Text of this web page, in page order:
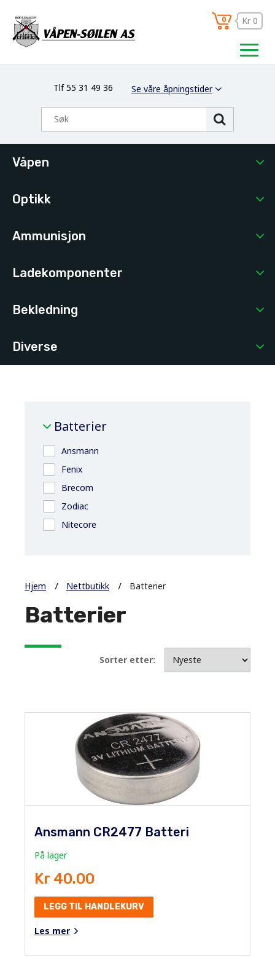
Tlf 55 31 49 36 Se våre åpningstider
0 Kr 0
Våpen
Optikk
Ammunisjon
Ladekomponenter
Bekledning
Diverse
Batterier
Ansmann
Fenix
Brecom
Zodiac
Nitecore
Hjem Nettbutikk Batterier
Batterier
Sorter etter:
Ansmann CR2477 Batteri
På lager
Kr 40.00
LEGG TIL HANDLEKURV
Les mer